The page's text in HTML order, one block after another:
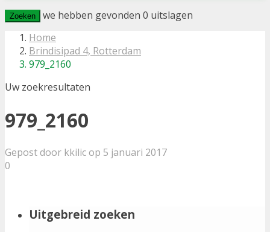
Zoeken we hebben gevonden 0 uitslagen
Home
Brindisipad 4, Rotterdam
979_2160
Uw zoekresultaten
979_2160
Gepost door kkilic op 5 januari 2017
0
Uitgebreid zoeken